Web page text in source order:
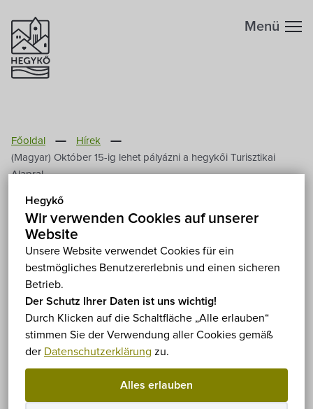
Hegykő
Wir verwenden Cookies auf unserer
Website
Unsere Website verwendet Cookies für ein
bestmögliches Benutzererlebnis und einen sicheren
Betrieb.
Der Schutz Ihrer Daten ist uns wichtig!
Durch Klicken auf die Schaltfläche „Alle erlauben“
stimmen Sie der Verwendung aller Cookies gemäß
der Datenschutzerklärung zu.
Alles erlauben
Menü
Főoldal
Hírek
(Magyar) Október 15-ig lehet pályázni a hegykői Turisztikai
Alapra!
(Magyar) Október 15-ig
lehet pályázni a hegykői
Turisztikai Alapra!
2015. September 15.
Leider ist der Eintrag nur auf Magyarverfügbar.
Teilen